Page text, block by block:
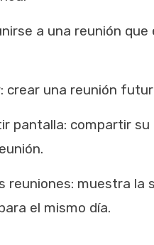
a una reunión que
crear una reunión
pantalla: compartir su
reuniones: muestra la
el mismo día.